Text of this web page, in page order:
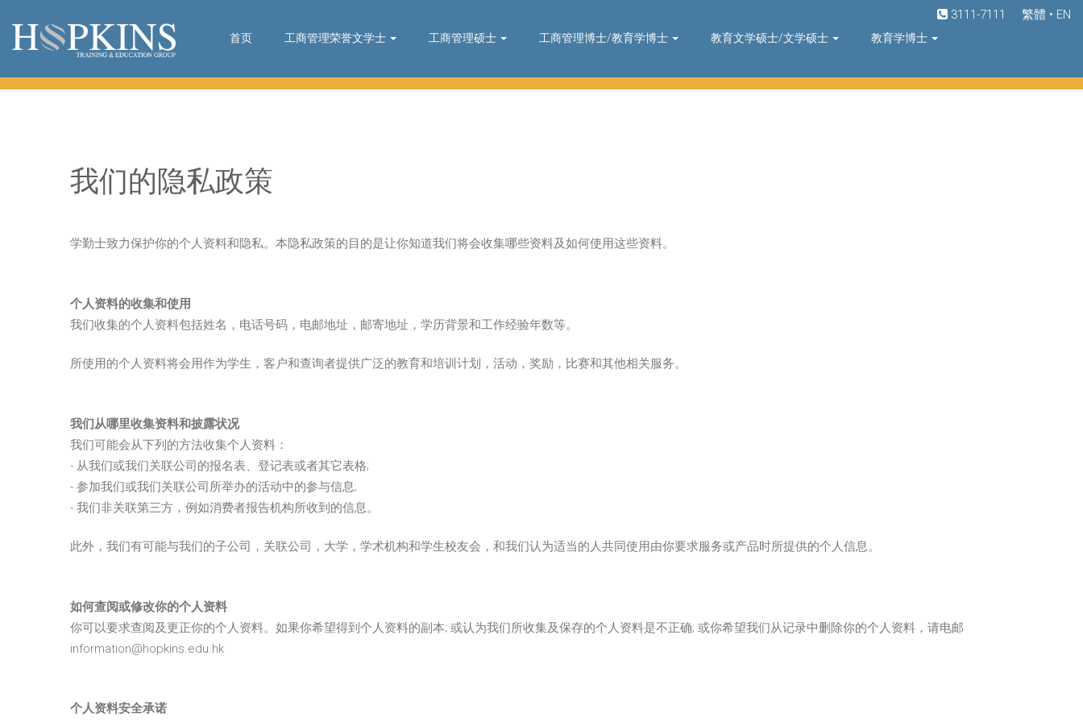
3111-7111 繁體 • EN
首页 工商管理荣誉文学士 工商管理硕士 工商管理博士/教育学博士 教育文学硕士/文学硕士 教育学博士
我们的隐私政策
学勤士致力保护你的个人资料和隐私。本隐私政策的目的是让你知道我们将会收集哪些资料及如何使用这些资料。
个人资料的收集和使用
我们收集的个人资料包括姓名，电话号码，电邮地址，邮寄地址，学历背景和工作经验年数等。
所使用的个人资料将会用作为学生，客户和查询者提供广泛的教育和培训计划，活动，奖励，比赛和其他相关服务。
我们从哪里收集资料和披露状况
我们可能会从下列的方法收集个人资料：
- 从我们或我们关联公司的报名表、登记表或者其它表格;
- 参加我们或我们关联公司所举办的活动中的参与信息;
- 我们非关联第三方，例如消费者报告机构所收到的信息。
此外，我们有可能与我们的子公司，关联公司，大学，学术机构和学生校友会，和我们认为适当的人共同使用由你要求服务或产品时所提供的个人信息。
如何查阅或修改你的个人资料
你可以要求查阅及更正你的个人资料。如果你希望得到个人资料的副本; 或认为我们所收集及保存的个人资料是不正确; 或你希望我们从记录中删除你的个人资料，请电邮
information@hopkins.edu.hk
个人资料安全承诺